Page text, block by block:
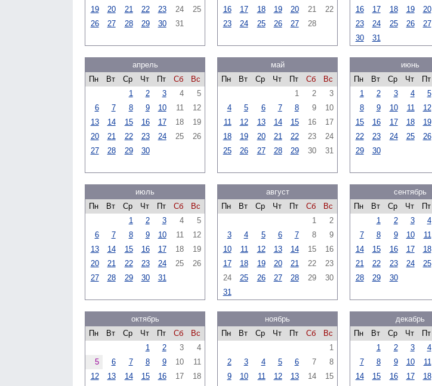
19
20 21 22 23 24
25
26
27 28 29 30 31
16
17 18 19 20 21
22
23
24 25 26 27 28
16
17 18 19 20
23
24 25 26 27
30
31
апрель
Пн
Вт Ср Чт Пт Сб
Вс
1
2 3 4
5
6
7 8 9 10 11
12
13
14 15 16 17 18
19
20
21 22 23 24 25
26
27
28 29 30
май
Пн
Вт Ср Чт Пт Сб
Вс
1
2
3
4
5 6 7 8 9
10
11
12 13 14 15 16
17
18
19 20 21 22 23
24
25
26 27 28 29 30 31
июнь
Пн
Вт Ср Чт Пт
1
2 3 4 5
8
9 10 11 12
15
16 17 18 19
22
23 24 25 26
29
30
июль
Пн
Вт Ср Чт Пт Сб
Вс
1
2 3 4
5
6
7 8 9 10 11
12
13
14 15 16 17 18
19
20
21 22 23 24 25
26
27
28 29 30 31
август
Пн
Вт Ср Чт Пт Сб
Вс
1
2
3
4 5 6 7 8
9
10
11 12 13 14 15
16
17
18 19 20 21 22
23
24
25 26 27 28 29
30
31
сентябрь
Пн
Вт Ср Чт Пт
1
2 3 4
7
8 9 10 11
14
15 16 17 18
21
22 23 24 25
28
29 30
октябрь
Пн
Вт Ср Чт Пт Сб
Вс
1
2 3
4
5
6 7 8 9 10
11
12
13 14 15 16 17
18
ноябрь
Пн
Вт Ср Чт Пт Сб
Вс
1
2
3 4 5 6 7
8
9
10 11 12 13 14
15
декабрь
Пн
Вт Ср Чт Пт
1
2 3 4
7
8 9 10 11
14
15 16 17 18